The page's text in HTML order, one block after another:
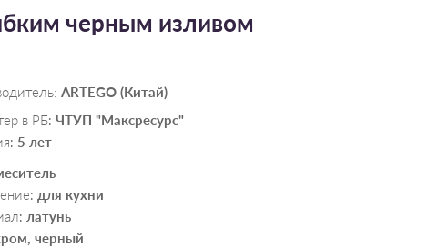
черным изливом
ARTEGO (Китай)
в РБ: ЧТУП "Максресурс"
: 5 лет
: для кухни
: латунь
черный